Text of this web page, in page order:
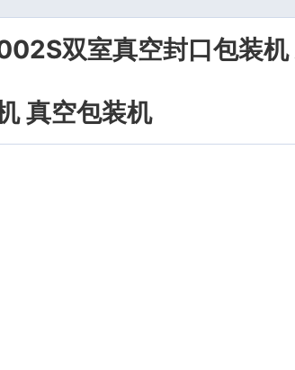
双室真空封口包装机
真空包装机